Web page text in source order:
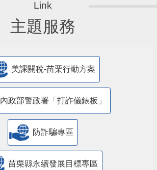
主題服務
美課關稅-苗栗行動方案
內政部警政署「打詐儀錶板」
防詐騙專區
苗栗縣永續發展目標專區